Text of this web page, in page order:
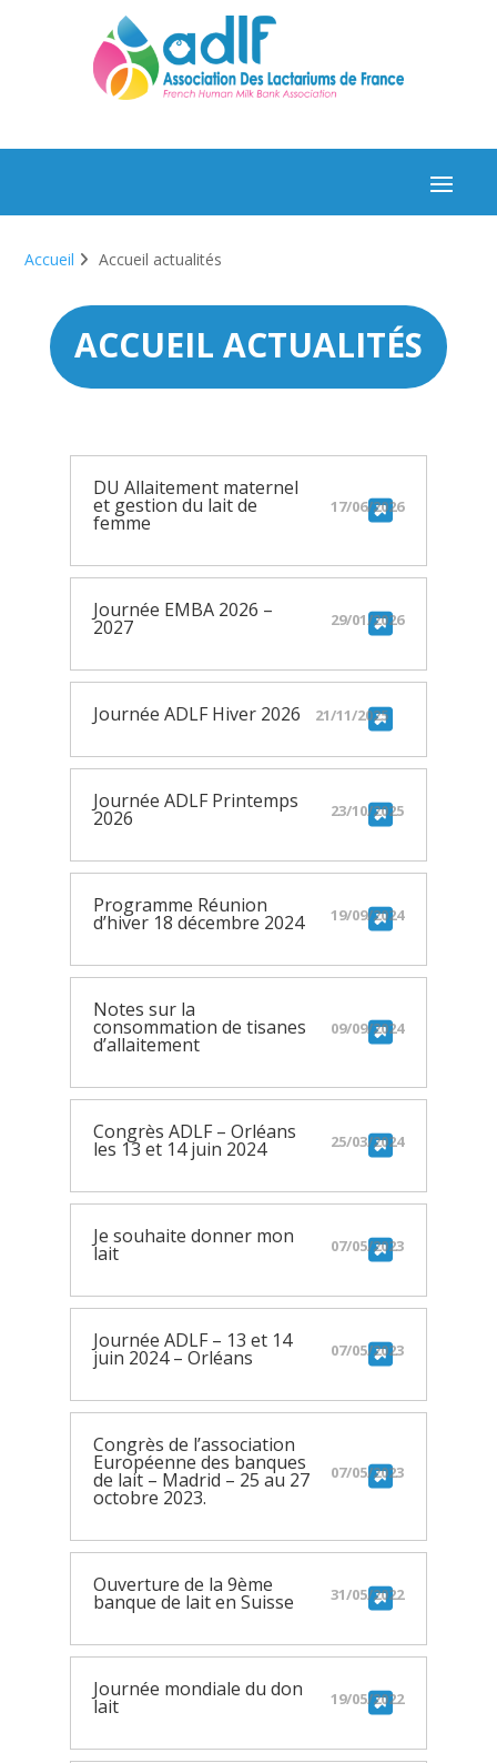
Accueil Accueil actualités
ACCUEIL ACTUALITÉS
DU Allaitement maternel
et gestion du lait de
femme
17/06/2026
Journée EMBA 2026 –
2027 29/01/2026
Journée ADLF Hiver 2026 21/11/2025
Journée ADLF Printemps
2026 23/10/2025
Programme Réunion
d’hiver 18 décembre 2024 19/09/2024
Notes sur la
consommation de tisanes
d’allaitement
09/09/2024
Congrès ADLF – Orléans
les 13 et 14 juin 2024 25/03/2024
Je souhaite donner mon
lait 07/05/2023
Journée ADLF – 13 et 14
juin 2024 – Orléans 07/05/2023
Congrès de l’association
Européenne des banques
de lait – Madrid – 25 au 27
octobre 2023.
07/05/2023
Ouverture de la 9ème
banque de lait en Suisse 31/05/2022
Journée mondiale du don
lait 19/05/2022